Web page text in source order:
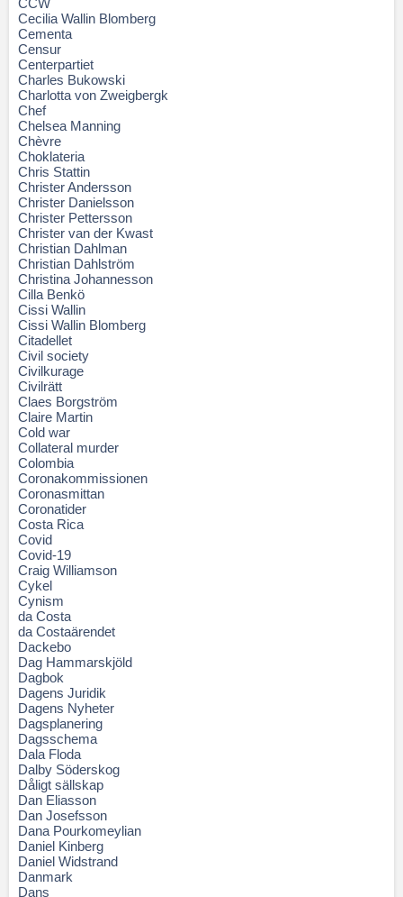
CCW
Cecilia Wallin Blomberg
Cementa
Censur
Centerpartiet
Charles Bukowski
Charlotta von Zweigbergk
Chef
Chelsea Manning
Chèvre
Choklateria
Chris Stattin
Christer Andersson
Christer Danielsson
Christer Pettersson
Christer van der Kwast
Christian Dahlman
Christian Dahlström
Christina Johannesson
Cilla Benkö
Cissi Wallin
Cissi Wallin Blomberg
Citadellet
Civil society
Civilkurage
Civilrätt
Claes Borgström
Claire Martin
Cold war
Collateral murder
Colombia
Coronakommissionen
Coronasmittan
Coronatider
Costa Rica
Covid
Covid-19
Craig Williamson
Cykel
Cynism
da Costa
da Costaärendet
Dackebo
Dag Hammarskjöld
Dagbok
Dagens Juridik
Dagens Nyheter
Dagsplanering
Dagsschema
Dala Floda
Dalby Söderskog
Dåligt sällskap
Dan Eliasson
Dan Josefsson
Dana Pourkomeylian
Daniel Kinberg
Daniel Widstrand
Danmark
Dans